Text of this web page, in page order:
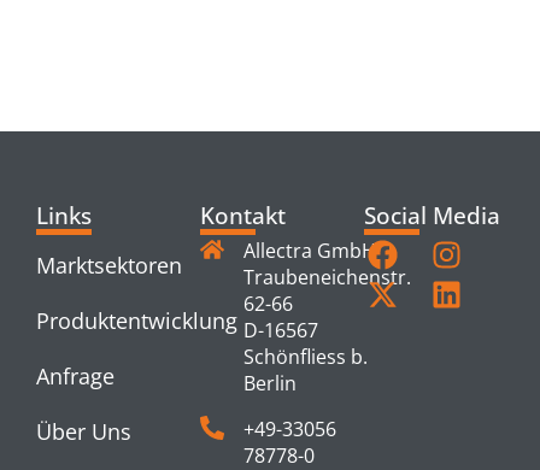
Links
Marktsektoren
Produktentwicklung
Anfrage
Über Uns
Kontakt
Allectra GmbH
Traubeneichenstr.
62-66
D-16567
Schönfliess b.
Berlin
+49-33056
78778-0
Social Media